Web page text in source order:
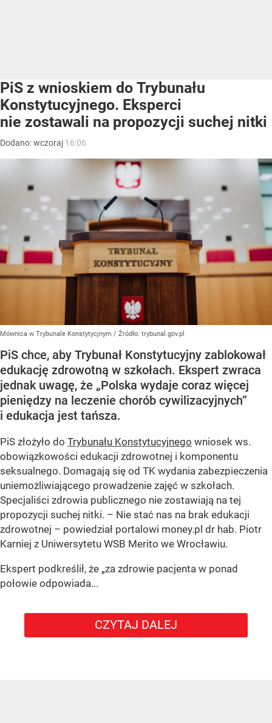
PiS z wnioskiem do Trybunału
Konstytucyjnego. Eksperci
nie zostawali na propozycji suchej nitki
Dodano:wczoraj 16:06
Mównica w Trybunale Konstytycjnym / Źródło: trybunal.gov.pl
PiS chce, aby Trybunał Konstytucyjny zablokował
edukację zdrowotną w szkołach. Ekspert zwraca
jednak uwagę, że „Polska wydaje coraz więcej
pieniędzy na leczenie chorób cywilizacyjnych”
i edukacja jest tańsza.
PiS złożyło do Trybunału Konstytucyjnego wniosek ws.
obowiązkowości edukacji zdrowotnej i komponentu
seksualnego. Domagają się od TK wydania zabezpieczenia
uniemożliwiającego prowadzenie zajęć w szkołach.
Specjaliści zdrowia publicznego nie zostawiają na tej
propozycji suchej nitki. – Nie stać nas na brak edukacji
zdrowotnej – powiedział portalowi money.pl dr hab. Piotr
Karniej z Uniwersytetu WSB Merito we Wrocławiu.
Ekspert podkreślił, że „za zdrowie pacjenta w ponad
połowie odpowiada...
CZYTAJ DALEJ